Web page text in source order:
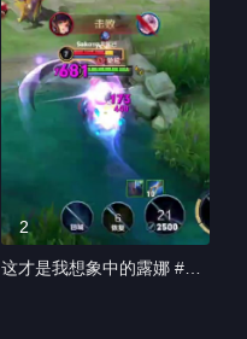
2
这才是我想象中的露娜 #王